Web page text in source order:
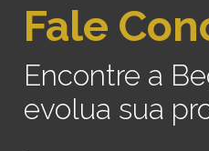
Fale
Encontre a
evolua sua